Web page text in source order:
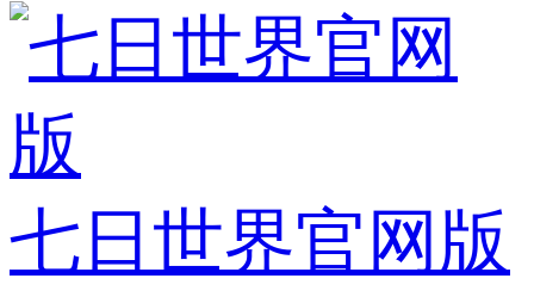
七日世界官网版